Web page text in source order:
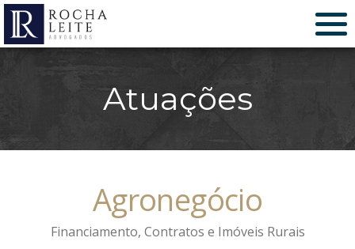
Atuações
Agronegócio
Financiamento, Contratos e Imóveis Rurais